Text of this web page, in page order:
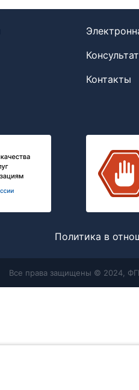
Контакты
Политика в
Все права защищены © 2024,